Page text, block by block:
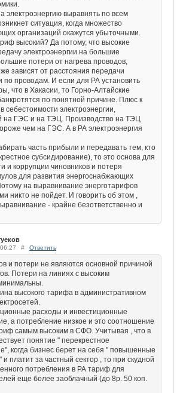
электроэнергию выравнять по всем
ситуация, когда множество
организаций окажутся убыточными.
высокий? Да потому, что высокие
электроэнергии на большие
потери от нагрева проводов,
зависят от расстояния передачи
по проводам. И если для РА установить
что в Хакасии, то Горно-Алтайские
по понятной причине. Плюс к
себестоимости электроэнергии,
на ГЭС и на ТЭЦ. Производство на ТЭЦ
чем на ГЭС. А в РА электроэнергия
часть прибыли и передавать тем, кто
субсидирование), то это основа для
и коррупции чиновников и потеря
для развития энергоснабжающих
на выравнивание энерготарифов
никто не пойдет. И говорить об этом ,
- крайне безответственно и
# Ответить
и потери не являются основной причиной
Потери на линиях с высоким
высокого тарифа в административном
расходы и инвестиционные
а потребление низкое и это соотношение
самым высоким в СФО. Учитывая , что в
понятие " перекрестное
когда бизнес берет на себя " повышенные
и платит за частный сектор , то при скудной
потребления в РА тариф для
еще более заоблачный (до 8р. 50 коп.